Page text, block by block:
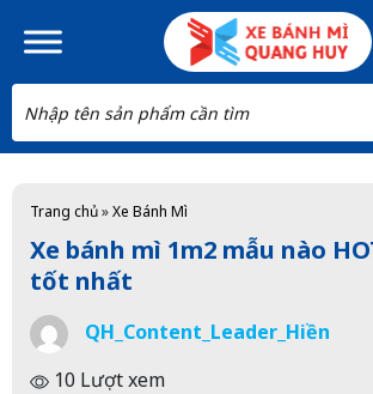
Skip to main content
Trang chủ»Xe Bánh Mì
Xe bánh mì 1m2 mẫu nào
tốt nhất
QH_Content_Leader_Hiền
10 Lượt xem